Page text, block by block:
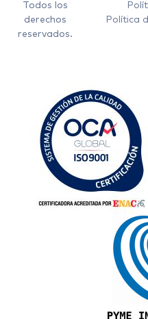
Todos los
derechos
reservados.
Política